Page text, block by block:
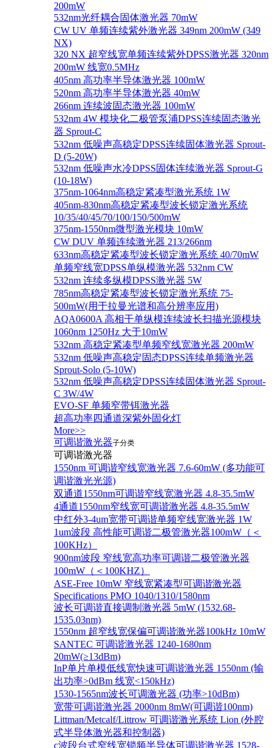
200mW
532nm光纤耦合固体激光器 70mW
CW UV 单频连续紫外激光器 349nm 200mW (349
NX)
320 NX 超窄线宽单频连续紫外DPSS激光器 320nm
200mW 线宽0.5MHz
405nm 高功率半导体激光器 100mW
520nm 高功率半导体激光器 40mW
266nm 连续波固态激光器 100mW
532nm 4W 模块化二极管泵浦DPSS连续固态激光
器 Sprout-C
532nm 低噪声高稳定DPSS连续固体激光器 Sprout-
D (5-20W)
532nm 低噪声水冷DPSS固体连续激光器 Sprout-G
(10-18W)
375nm-1064nm高稳定紧凑型激光系统 1W
405nm-830nm高稳定紧凑型波长锁定激光系统
10/35/40/45/70/100/150/500mW
375nm-1550nm微型激光模块 10mW
CW DUV 单频连续激光器 213/266nm
633nm高稳定紧凑型波长锁定激光系统 40/70mW
单频窄线宽DPSS单纵模激光器 532nm CW
532nm 连续多纵模DPSS激光器 5W
785nm高稳定紧凑型波长锁定激光系统 75-
500mW(用于拉曼光谱和高分辨率应用)
AQA0600A 高相干单纵模连续波长扫描光源模块
1060nm 1250Hz 大于10mW
532nm 高稳定紧凑型单频窄线宽激光器 200mW
532nm 低噪声高稳定固态DPSS连续单频激光器
Sprout‐Solo (5-10W)
532nm 低噪声高稳定DPSS连续固体激光器 Sprout-
C 3W/4W
EVO-SF 单频窄带铒激光器
超高功率四通道深紫外固化灯
More>>
可调谐激光器子分类
可调谐激光器
1550nm 可调谐窄线宽激光器 7.6-60mW (多功能可
调谐激光光源)
双通道1550nm可调谐窄线宽激光器 4.8-35.5mW
4通道1550nm窄线宽可调谐激光器 4.8-35.5mW
中红外3-4um宽带可调谐单频窄线宽激光器 1W
1um波段 高性能可调谐二极管激光器100mW（＜
100KHz）
900nm波段 窄线宽高功率可调谐二极管激光器
100mW（＜100KHZ）
ASE-Free 10mW 窄线宽紧凑型可调谐激光器
Specifications PMO 1040/1310/1580nm
波长可调谐直接调制激光器 5mW (1532.68-
1535.03nm)
1550nm 超窄线宽保偏可调谐激光器100kHz 10mW
SANTEC 可调谐激光器 1240-1680nm
20mW(≥13dBm)
InP单片单模低线宽快速可调谐激光器 1550nm (输
出功率>0dBm 线宽<150kHz)
1530-1565nm波长可调激光器 (功率>10dBm)
宽带可调谐激光器 2000nm 8mW(可调谐100nm)
Littman/Metcalf/Littrow 可调谐激光系统 Lion (外腔
式半导体激光器和控制器)
c波段台式窄线宽锁频半导体可调谐激光器 1528-